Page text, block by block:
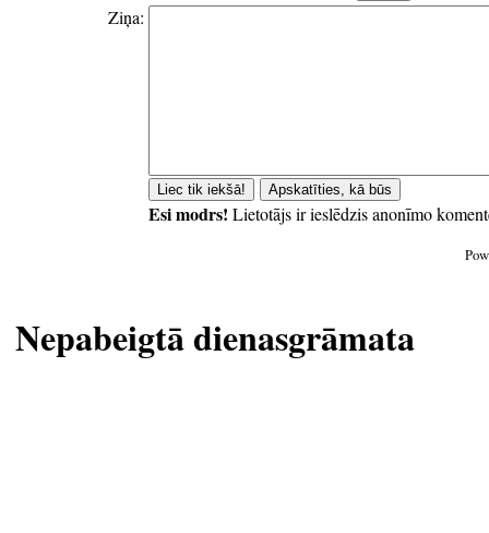
Ziņa:
Esi modrs! Lietotājs ir ieslēdzis anonīmo
Nepabeigtā dienasgrāmata